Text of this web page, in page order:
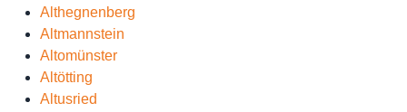
Althegnenberg
Altmannstein
Altomünster
Altötting
Altusried